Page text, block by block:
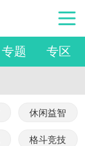
专题 专区
休闲益智
格斗竞技